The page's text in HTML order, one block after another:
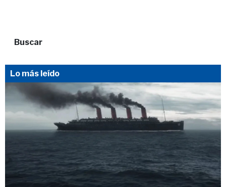
Buscar
Lo más leído